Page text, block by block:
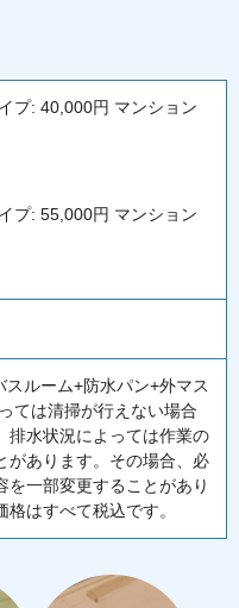
プ: 40,000円 マンション
プ: 55,000円 マンション
スルーム+防水パン+外マス
ては清掃が行えない場合
排水状況によっては作業の
があります。その場合、必
を一部変更することがあり
格はすべて税込です。